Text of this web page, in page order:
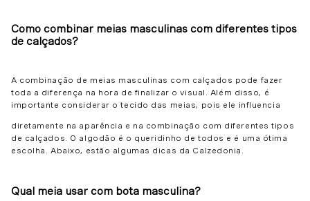
Como combinar meias masculinas com diferentes tipos
de calçados?
A combinação de meias masculinas com calçados pode fazer
toda a diferença na hora de finalizar o visual. Além disso, é
importante considerar o tecido das meias, pois ele influencia
diretamente na aparência e na combinação com diferentes tipos
de calçados. O algodão é o queridinho de todos e é uma ótima
escolha. Abaixo, estão algumas dicas da Calzedonia.
Qual meia usar com bota masculina?